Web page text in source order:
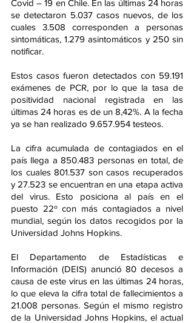
Covid – 19 en Chile. En las últimas 24 horas
se detectaron 5.037 casos nuevos, de los
cuales 3.508 corresponden a personas
sintomáticas, 1.279 asintomáticos y 250 sin
notificar.
Estos casos fueron detectados con 59.191
exámenes de PCR, por lo que la tasa de
positividad nacional registrada en las
últimas 24 horas es de un 8,42%. A la fecha
ya se han realizado 9.657.954 testeos.
La cifra acumulada de contagiados en el
país llega a 850.483 personas en total, de
los cuales 801.537 son casos recuperados
y 27.523 se encuentran en una etapa activa
del virus. Esto posiciona al país en el
puesto 22º con más contagiados a nivel
mundial, según los datos recogidos por la
Universidad Johns Hopkins.
El Departamento de Estadísticas e
Información (DEIS) anunció 80 decesos a
causa de este virus en las últimas 24 horas,
lo que eleva la cifra total de fallecimientos a
21.008 personas. Según el mismo registro
de la Universidad Johns Hopkins, el actual